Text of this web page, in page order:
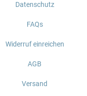
Datenschutz
FAQs
Widerruf einreichen
AGB
Versand